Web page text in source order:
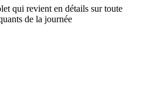
qui revient en détails sur toute
de la journée